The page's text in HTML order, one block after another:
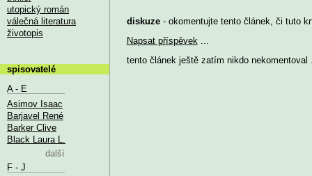
diskuze- okomentujte tento článek, či tuto
Napsat příspěvek
tento článek ještě zatím nikdo nekomentoval
utopický román
válečná literatura
životopis
spisovatelé
A - E
Asimov Isaac
Barjavel René
Barker Clive
Black Laura L.
další
F - J